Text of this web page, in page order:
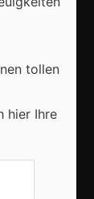
und
tollen
hier Ihre